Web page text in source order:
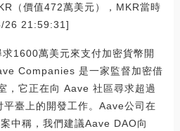
（價值472萬美元），MKR當時
26 21:59:31]
1600萬美元來支付加密貨幣開
Companies 是一家監督加密借
，它正在向 Aave 社區尋求超過
臺上的開發工作。Aave公司在
中稱，我們建議Aave DAO向